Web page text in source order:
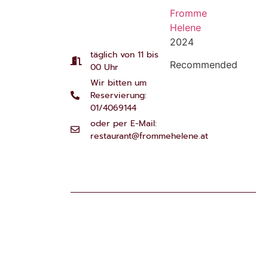
täglich von 11 bis
00 Uhr
Wir bitten um
Reservierung:
01/4069144
oder per E-Mail:
restaurant@frommehelene.at
Fromme
Helene
2024
Recommended